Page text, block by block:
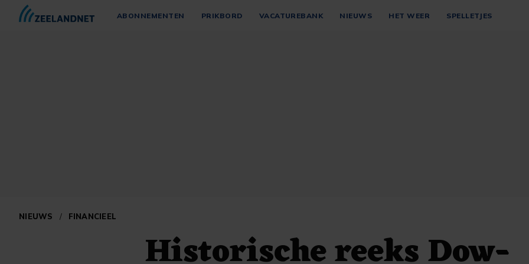
ABONNEMENTEN PRIKBORD VACATUREBANK NIEUWS HET WEER SPELLETJES
NIEUWS / FINANCIEEL